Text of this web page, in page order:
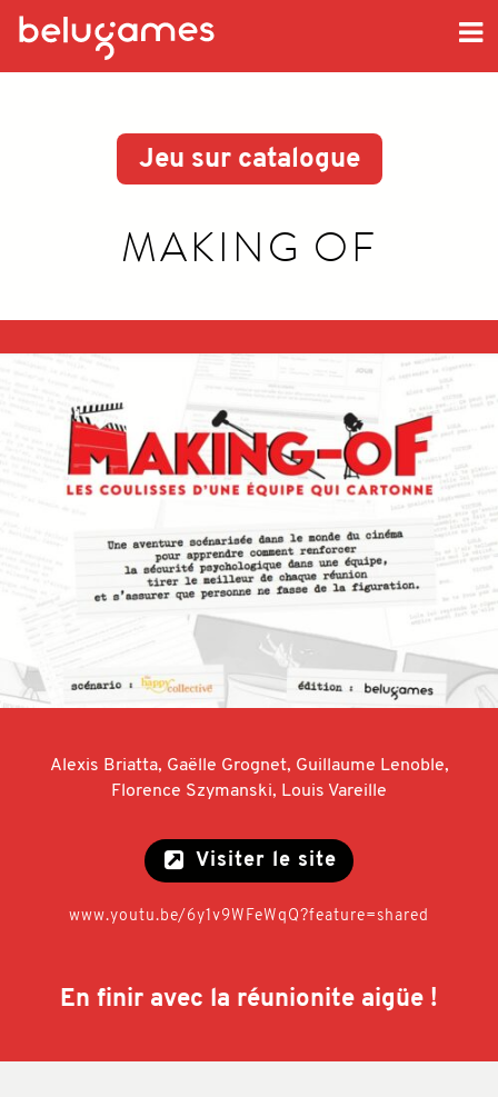
Jeu sur catalogue
MAKING OF
Alexis Briatta, Gaëlle Grognet, Guillaume Lenoble,
Florence Szymanski, Louis Vareille
Visiter le site
www.youtu.be/6y1v9WFeWqQ?feature=shared
En finir avec la réunionite aigüe !